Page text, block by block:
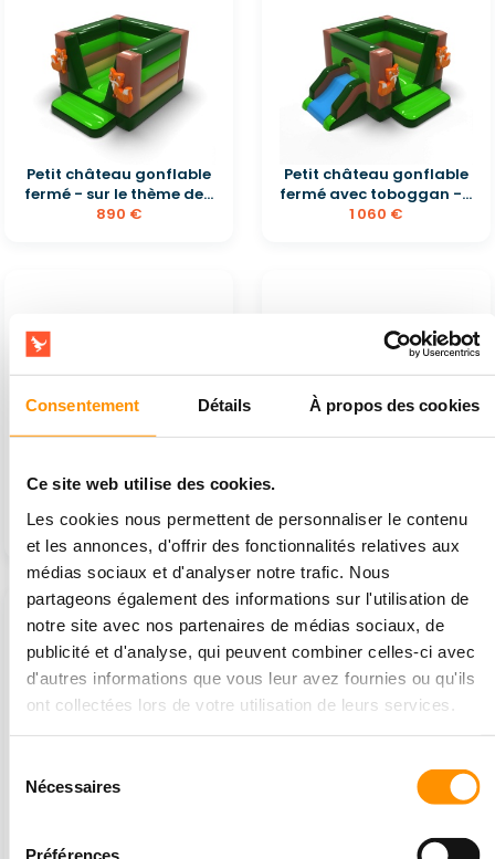
Consentement Détails À propos des cookies
Ce site web utilise des cookies.
Les cookies nous permettent de personnaliser le contenu
et les annonces, d'offrir des fonctionnalités relatives aux
médias sociaux et d'analyser notre trafic. Nous
partageons également des informations sur l'utilisation de
notre site avec nos partenaires de médias sociaux, de
publicité et d'analyse, qui peuvent combiner celles-ci avec
d'autres informations que vous leur avez fournies ou qu'ils
ont collectées lors de votre utilisation de leurs services.
Nécessaires
Préférences
Petit château gonflable
fermé - sur le thème de...
890 €
Petit château gonflable
fermé avec toboggan -...
1 060 €
Aire de jeux gonflable
6x5 sur le thème de la...
2 340 €
thème forestier
16 950 €
3 000 €
Parc gonflable de loisirs